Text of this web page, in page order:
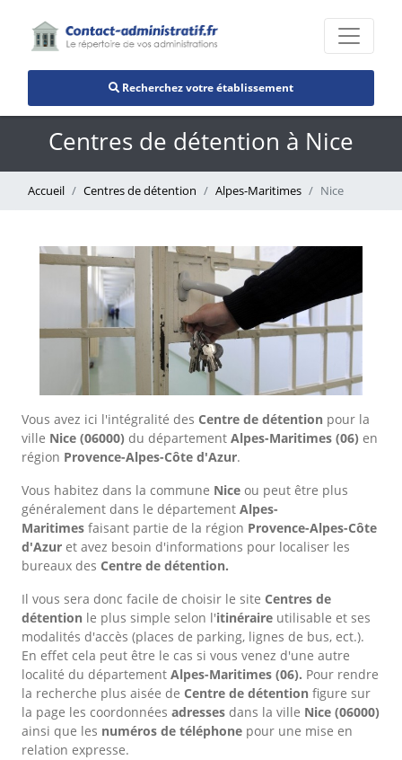
Recherchez votre établissement
Centres de détention à Nice
Accueil Centres de détention Alpes-Maritimes Nice
Vous avez ici l'intégralité des Centre de détention pour la
ville Nice (06000) du département Alpes-Maritimes (06) en
région Provence-Alpes-Côte d'Azur.
Vous habitez dans la commune Nice ou peut être plus
généralement dans le département Alpes-
Maritimes faisant partie de la région Provence-Alpes-Côte
d'Azur et avez besoin d'informations pour localiser les
bureaux des Centre de détention.
Il vous sera donc facile de choisir le site Centres de
détention le plus simple selon l'itinéraire utilisable et ses
modalités d'accès (places de parking, lignes de bus, ect.).
En effet cela peut être le cas si vous venez d'une autre
localité du département Alpes-Maritimes (06). Pour rendre
la recherche plus aisée de Centre de détention figure sur
la page les coordonnées adresses dans la ville Nice (06000)
ainsi que les numéros de téléphone pour une mise en
relation expresse.